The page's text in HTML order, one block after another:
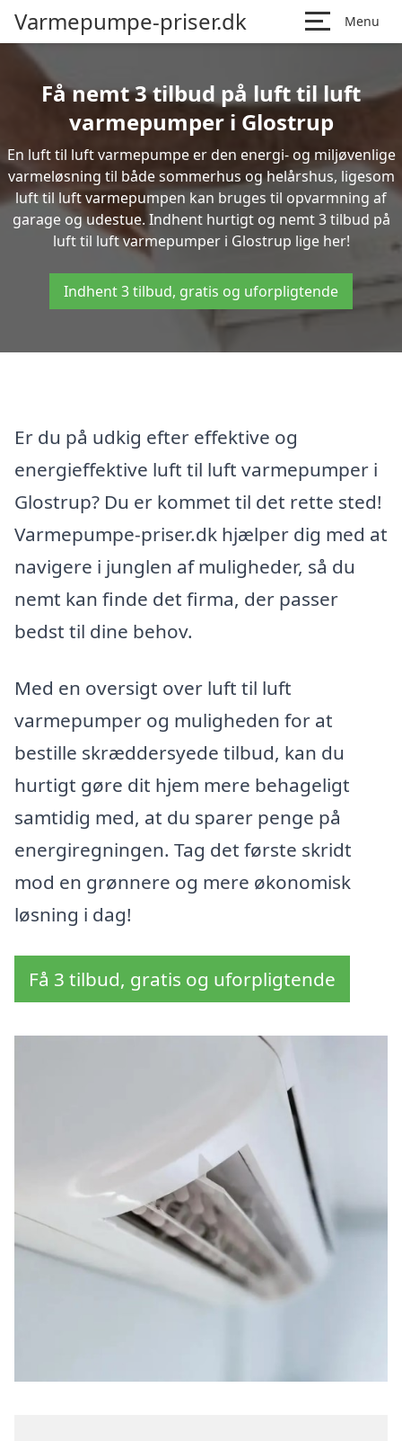
Varmepumpe-priser.dk Menu
Få nemt 3 tilbud på luft til luft
varmepumper i Glostrup
En luft til luft varmepumpe er den energi- og miljøvenlige
varmeløsning til både sommerhus og helårshus, ligesom
luft til luft varmepumpen kan bruges til opvarmning af
garage og udestue. Indhent hurtigt og nemt 3 tilbud på
luft til luft varmepumper i Glostrup lige her!
Indhent 3 tilbud, gratis og uforpligtende
Er du på udkig efter effektive og
energieffektive luft til luft varmepumper i
Glostrup? Du er kommet til det rette sted!
Varmepumpe-priser.dk hjælper dig med at
navigere i junglen af muligheder, så du
nemt kan finde det firma, der passer
bedst til dine behov.
Med en oversigt over luft til luft
varmepumper og muligheden for at
bestille skræddersyede tilbud, kan du
hurtigt gøre dit hjem mere behageligt
samtidig med, at du sparer penge på
energiregningen. Tag det første skridt
mod en grønnere og mere økonomisk
løsning i dag!
Få 3 tilbud, gratis og uforpligtende